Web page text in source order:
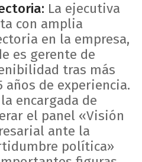
La ejecutiva
con amplia
en la empresa,
es gerente de
tras más
años de experiencia.
encargada de
el panel «Visión
ante la
política»